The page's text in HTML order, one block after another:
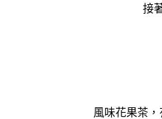
接
風味花果茶